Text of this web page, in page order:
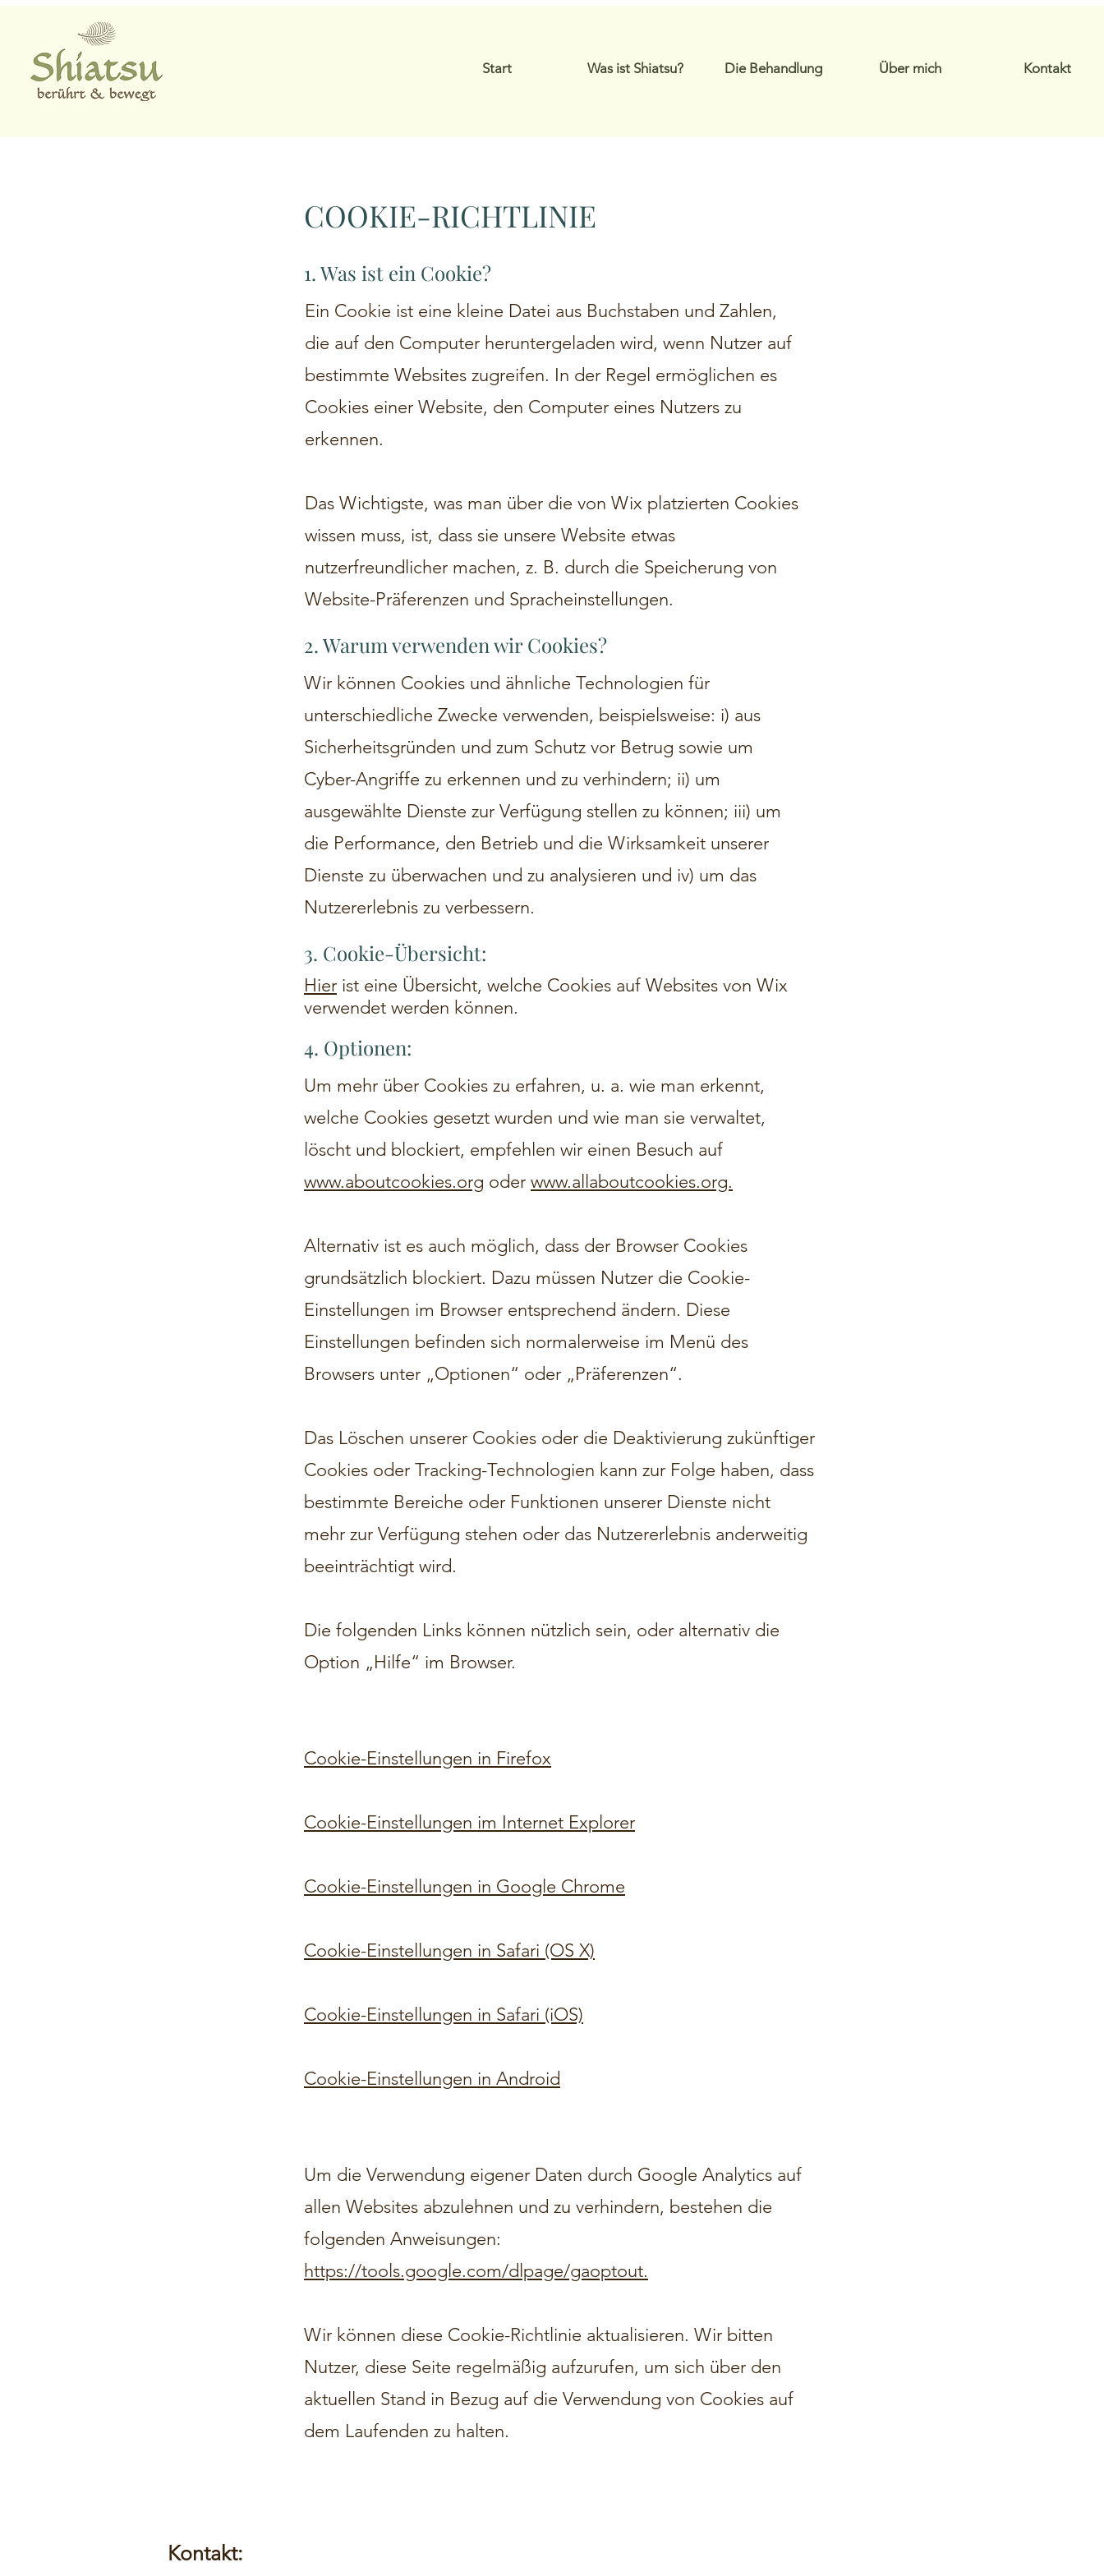
Start Was ist Shiatsu? Die Behandlung Über mich Kontakt
COOKIE-RICHTLINIE
1. Was ist ein Cookie?
Ein Cookie ist eine kleine Datei aus Buchstaben und Zahlen,
die auf den Computer heruntergeladen wird, wenn Nutzer auf
bestimmte Websites zugreifen. In der Regel ermöglichen es
Cookies einer Website, den Computer eines Nutzers zu
erkennen.
Das Wichtigste, was man über die von Wix platzierten Cookies
wissen muss, ist, dass sie unsere Website etwas
nutzerfreundlicher machen, z. B. durch die Speicherung von
Website-Präferenzen und Spracheinstellungen.
2. Warum verwenden wir Cookies?
Wir können Cookies und ähnliche Technologien für
unterschiedliche Zwecke verwenden, beispielsweise: i) aus
Sicherheitsgründen und zum Schutz vor Betrug sowie um
Cyber-Angriffe zu erkennen und zu verhindern; ii) um
ausgewählte Dienste zur Verfügung stellen zu können; iii) um
die Performance, den Betrieb und die Wirksamkeit unserer
Dienste zu überwachen und zu analysieren und iv) um das
Nutzererlebnis zu verbessern.
3. Cookie-Übersicht:
Hier ist eine Übersicht, welche Cookies auf Websites von Wix
verwendet werden können.
4. Optionen:
Um mehr über Cookies zu erfahren, u. a. wie man erkennt,
welche Cookies gesetzt wurden und wie man sie verwaltet,
löscht und blockiert, empfehlen wir einen Besuch auf
www.aboutcookies.org oder www.allaboutcookies.org.
Alternativ ist es auch möglich, dass der Browser Cookies
grundsätzlich blockiert. Dazu müssen Nutzer die Cookie-
Einstellungen im Browser entsprechend ändern. Diese
Einstellungen befinden sich normalerweise im Menü des
Browsers unter „Optionen“ oder „Präferenzen“.
Das Löschen unserer Cookies oder die Deaktivierung zukünftiger
Cookies oder Tracking-Technologien kann zur Folge haben, dass
bestimmte Bereiche oder Funktionen unserer Dienste nicht
mehr zur Verfügung stehen oder das Nutzererlebnis anderweitig
beeinträchtigt wird.
Die folgenden Links können nützlich sein, oder alternativ die
Option „Hilfe“ im Browser.
Cookie-Einstellungen in Firefox
Cookie-Einstellungen im Internet Explorer
Cookie-Einstellungen in Google Chrome
Cookie-Einstellungen in Safari (OS X)
Cookie-Einstellungen in Safari (iOS)
Cookie-Einstellungen in Android
Um die Verwendung eigener Daten durch Google Analytics auf
allen Websites abzulehnen und zu verhindern, bestehen die
folgenden Anweisungen:
https://tools.google.com/dlpage/gaoptout.
Wir können diese Cookie-Richtlinie aktualisieren. Wir bitten
Nutzer, diese Seite regelmäßig aufzurufen, um sich über den
aktuellen Stand in Bezug auf die Verwendung von Cookies auf
dem Laufenden zu halten.
Kontakt: